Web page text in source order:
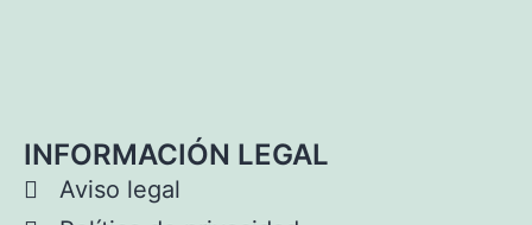
INFORMACIÓN LEGAL
Aviso legal